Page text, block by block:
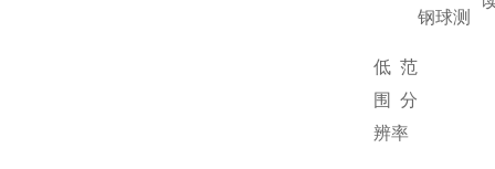
钢球测
低范
围分
辨率